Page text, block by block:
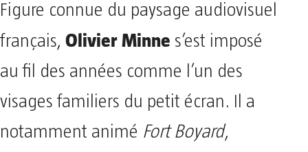
Figure connue du paysage audiovisuel
français, Olivier Minne s’est imposé
au fil des années comme l’un des
visages familiers du petit écran. Il a
notamment animé Fort Boyard,